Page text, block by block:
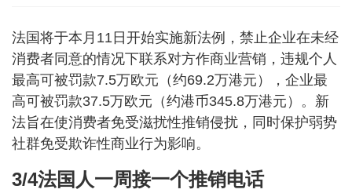
法国将于本月11日开始实施新法例，禁止企业在未经
消费者同意的情况下联系对方作商业营销，违规个人
最高可被罚款7.5万欧元（约69.2万港元），企业最
高可被罚款37.5万欧元（约港币345.8万港元）。新
法旨在使消费者免受滋扰性推销侵扰，同时保护弱势
社群免受欺诈性商业行为影响。
3/4法国人一周接一个推销电话